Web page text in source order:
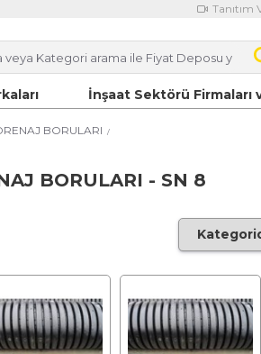
Tanıtım
İnşaat Sektörü Firmaları
BORULARI
BORULARI - SN 8